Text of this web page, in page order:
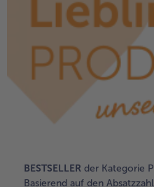
alle Brot & Brötchen
Kuchen
alle Kuchen & Torten
alle Süßspeisen
Obst
alle Wein &
alle Für die
alle bofrost*free
alle bofrost*high
BESTSELLER der Kategorie
Basierend auf den